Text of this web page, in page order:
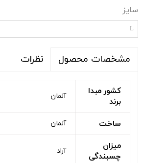
سایز
L
مشخصات محصول نظرات
کشور مبدا
برند
آلمان
ساخت آلمان
میزان
چسبندگی
آراد